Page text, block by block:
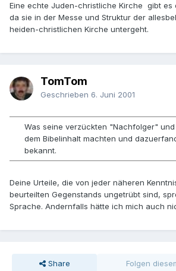
Eine echte Juden-christliche Kirche gibt es
da sie in der Messe und Struktur der
heiden-christlichen Kirche untergeht.
TomTom
Geschrieben 6. Juni 2001
Was seine verzückten "Nachfolger"
dem Bibelinhalt machten und
bekannt.
Deine Urteile, die von jeder näheren
beurteilten Gegenstands ungetrübt sind,
Sprache. Andernfalls hätte ich mich auch
Share Folgen